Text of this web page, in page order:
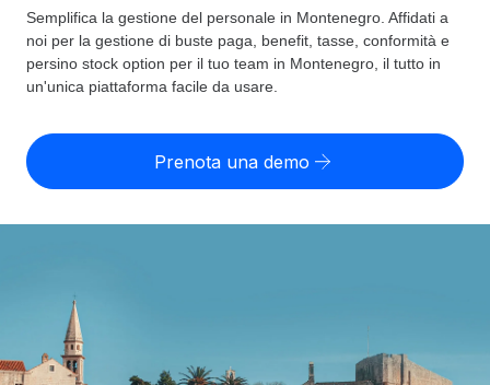
Employer of Record
Espanditi con zero costi di entità locale
compliance globale
Ricerca paesi
Trova i servizi di supporto all’impiego per ogni Paese
Confronta Remote
CASE STUDIES
Italiano
English
Nederlands
Deutsch
Español
Login
Semplifica la gestione del personale in Montenegro. Affidati a
noi per la gestione di buste paga, benefit, tasse, conformità e
persino stock option per il tuo team in Montenegro, il tutto in
un'unica piattaforma facile da usare.
Prenota una demo